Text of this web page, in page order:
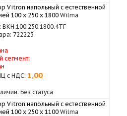
Vitron напольный с естественной
100 х 250 х 1800Wilma
ВКН.100.250.1800.4ТГ
722223
сегмент:
с НДС: 1,00
Без статуса
Vitron напольный с естественной
100 х 250 х 1100Wilma